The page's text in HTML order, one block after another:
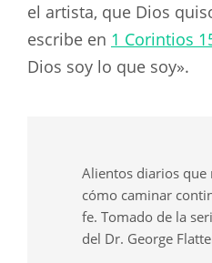
el artista, que Dios
escribe en 1 Corintios
Dios soy lo que soy».
Alientos diarios que
cómo caminar
fe. Tomado de la
del Dr. George